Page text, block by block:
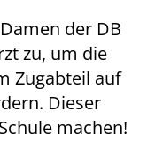
der DB
zu, um die
Zugabteil auf
Dieser
machen!